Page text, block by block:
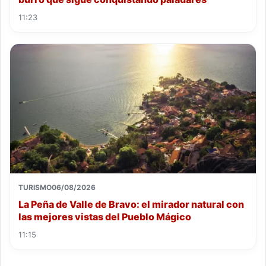
11:23
TURISMO06/08/2026
La Peña de Valle de Bravo: el mirador natural con
las mejores vistas del Pueblo Mágico
11:15